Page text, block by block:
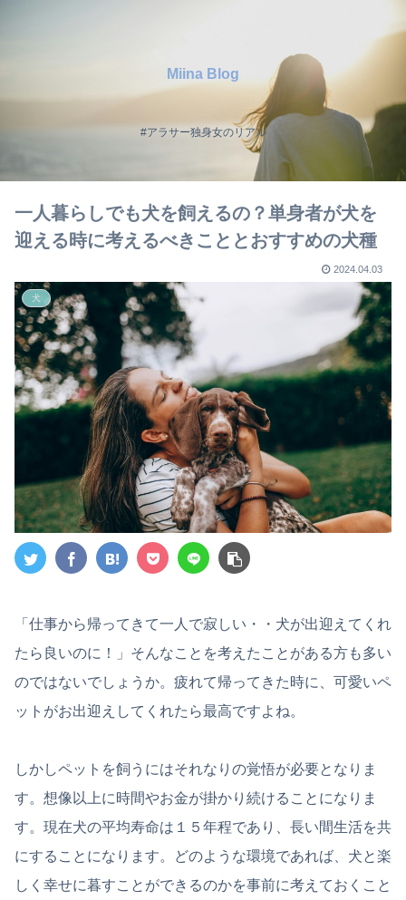
Miina Blog
#アラサー独身女のリアル
一人暮らしでも犬を飼えるの？単身者が犬を
迎える時に考えるべきこととおすすめの犬種
2024.04.03
犬
「仕事から帰ってきて一人で寂しい・・犬が出迎えてくれ
たら良いのに！」そんなことを考えたことがある方も多い
のではないでしょうか。疲れて帰ってきた時に、可愛いペ
ットがお出迎えしてくれたら最高ですよね。
しかしペットを飼うにはそれなりの覚悟が必要となりま
す。想像以上に時間やお金が掛かり続けることになりま
す。現在犬の平均寿命は１５年程であり、長い間生活を共
にすることになります。どのような環境であれば、犬と楽
しく幸せに暮すことができるのかを事前に考えておくこと